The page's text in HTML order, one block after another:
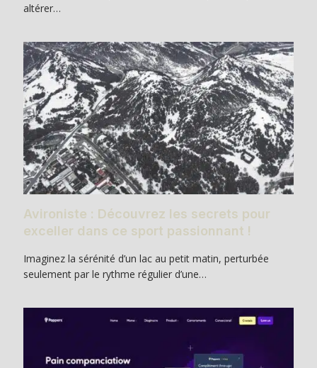
altérer…
Avironiste : Découvrez les secrets pour
exceller dans ce sport passionnant !
Imaginez la sérénité d’un lac au petit matin, perturbée
seulement par le rythme régulier d’une…